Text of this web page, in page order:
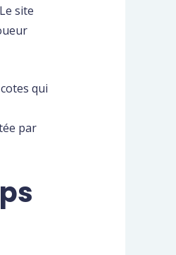
site
qui
par